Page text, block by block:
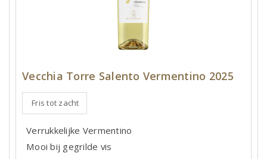
Vecchia Torre Salento Vermentino 2025
Fris tot zacht
Verrukkelijke Vermentino
Mooi bij gegrilde vis